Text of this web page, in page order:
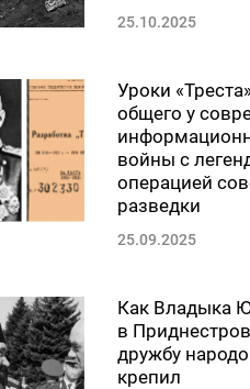
25.10.2025
Уроки
общего у
войны с
операцией
разведки
25.09.2025
Как Владыка
в
дружбу
крепил